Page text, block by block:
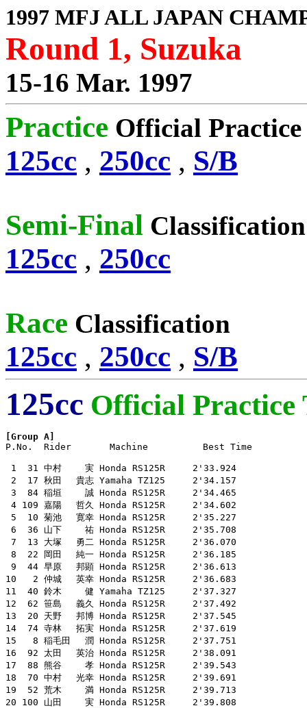
1997 MFJ ALL JAPAN
Round 1, Suzuka
15-16 Mar. 1997
Practice Official Practice
125cc , 250cc , S/B
Semi-Final Classification
125cc , 250cc
Race Classification
125cc , 250cc , S/B
125cc Official Practice
[Group A]
P.No.  Rider       Machine          Best Time
1  31 中村　　 実 Honda RS125R     2'33.924
2  17 秋田　 貴志 Yamaha TZ125     2'34.157
3  84 稲垣　　 誠 Honda RS125R     2'34.465
4 109 嘉陽　 哲久 Honda RS125R     2'34.602
5  10 菊池　 寛幸 Honda RS125R     2'35.227
6  36 山下　　 祐 Honda RS125R     2'35.708
7  13 大塚　 勇二 Honda RS125R     2'36.070
8  22 岡田　 純一 Honda RS125R     2'36.185
9  44 早原　 邦顕 Honda RS125R     2'36.613
10   2 仲城　 英幸 Honda RS125R     2'36.683
11  40 鈴木　　 健 Yamaha TZ125     2'37.327
12  62 笹島　 義久 Honda RS125R     2'37.492
13  20 天野　 邦博 Honda RS125R     2'37.545
14  74 寺林　 拓実 Honda RS125R     2'37.619
15   8 稲毛田　 潤 Honda RS125R     2'37.751
16  92 太田　 英治 Honda RS125R     2'38.091
17  88 熊谷　　 孝 Honda RS125R     2'39.543
18  70 中村　 光幸 Honda RS125R     2'39.691
19  52 荒木　　 満 Honda RS125R     2'39.713
20 100 山田　　 実 Honda RS125R     2'39.808